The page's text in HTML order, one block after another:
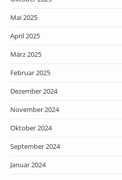
Mai 2025
April 2025
März 2025
Februar 2025
Dezember 2024
November 2024
Oktober 2024
September 2024
Januar 2024